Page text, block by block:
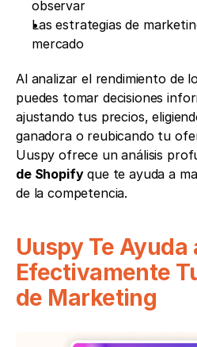
observar
Las estrategias de
mercado
Al analizar el rendimiento de
puedes tomar decisiones
ajustando tus precios,
ganadora o reubicando tu
Uuspy ofrece un análisis
de Shopify que te ayuda a
de la competencia.
Uuspy Te
Efectivamente
de Marketing